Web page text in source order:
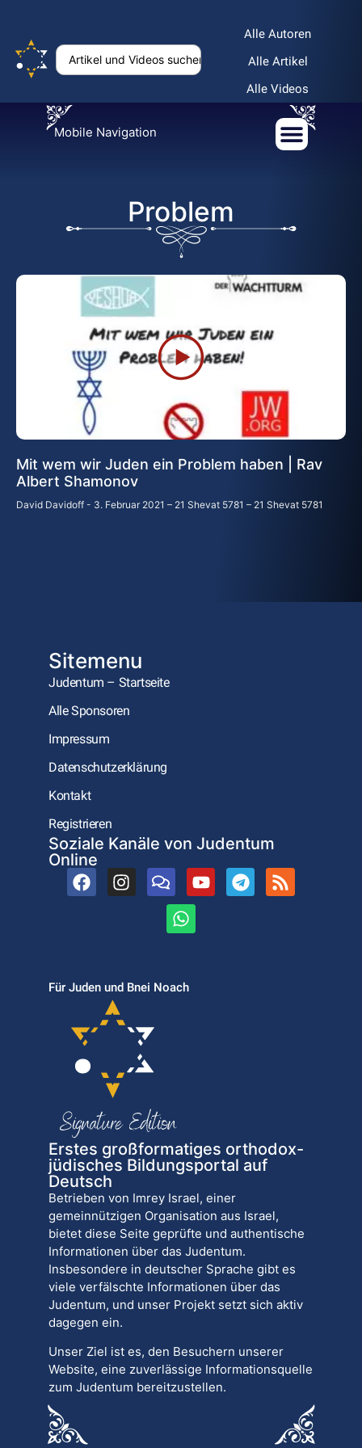
Alle Autoren
Alle Artikel
Alle Videos
Mobile Navigation
Problem
Mit wem wir Juden ein Problem haben | Rav
Albert Shamonov
David Davidoff 3. Februar 2021 – 21 Shevat 5781 – 21 Shevat 5781
Sitemenu
Judentum – Startseite
Alle Sponsoren
Impressum
Datenschutzerklärung
Kontakt
Registrieren
Soziale Kanäle von Judentum
Online
Für Juden und Bnei Noach
Erstes großformatiges orthodox-
jüdisches Bildungsportal auf
Deutsch
Betrieben von Imrey Israel, einer
gemeinnützigen Organisation aus Israel,
bietet diese Seite geprüfte und authentische
Informationen über das Judentum.
Insbesondere in deutscher Sprache gibt es
viele verfälschte Informationen über das
Judentum, und unser Projekt setzt sich aktiv
dagegen ein.
Unser Ziel ist es, den Besuchern unserer
Website, eine zuverlässige Informationsquelle
zum Judentum bereitzustellen.